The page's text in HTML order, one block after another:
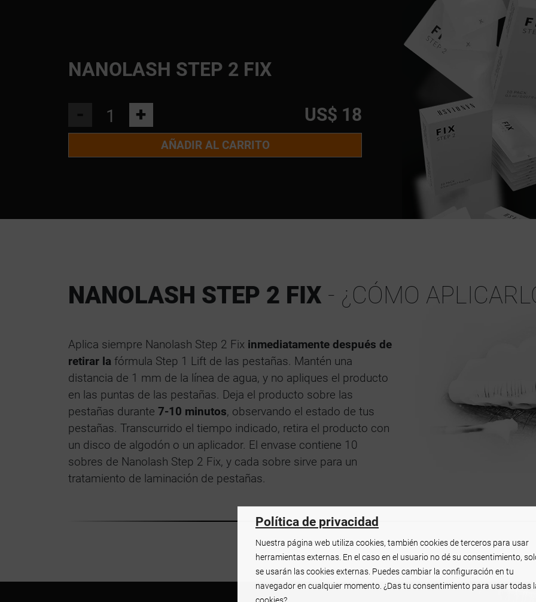
NANOLASH STEP 2 FIX
+ US$ 18
AÑADIR AL CARRITO
NANOLASH STEP 2 FIX - ¿CÓMO
Aplica siempre Nanolash Step 2 Fix inmediatamente después de
retirar la fórmula Step 1 Lift de las pestañas. Mantén una
distancia de 1 mm de la línea de agua, y no apliques el producto
en las puntas de las pestañas. Deja el producto sobre las
pestañas durante 7-10 minutos, observando el estado de tus
pestañas. Transcurrido el tiempo indicado, retira el producto con
un disco de algodón o un aplicador. El envase contiene 10
sobres de Nanolash Step 2 Fix, y cada sobre sirve para un
tratamiento de laminación de pestañas.
Política de privacidad
Nuestra página web utiliza cookies, también cookies de terceros para usar
herramientas externas. En el caso en el usuario no dé su consentimiento,
se usarán las cookies externas. Puedes cambiar la configuración en tu
navegador en cualquier momento. ¿Das tu consentimiento para usar todas